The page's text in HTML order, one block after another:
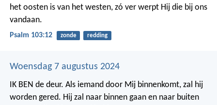
het oosten is van het westen, zó ver werpt Hij die bij ons
vandaan.
Psalm 103:12 zonde redding
Woensdag 7 augustus 2024
IK BEN de deur. Als iemand door Mij binnenkomt, zal hij
worden gered. Hij zal naar binnen gaan en naar buiten